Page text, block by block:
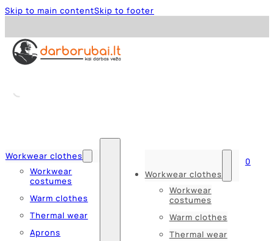
Skip to main contentSkip to footer
Workwear clothes
Workwear
costumes
Warm clothes
Thermal wear
Aprons
Workwear clothes
Workwear
costumes
Warm clothes
Thermal wear
0